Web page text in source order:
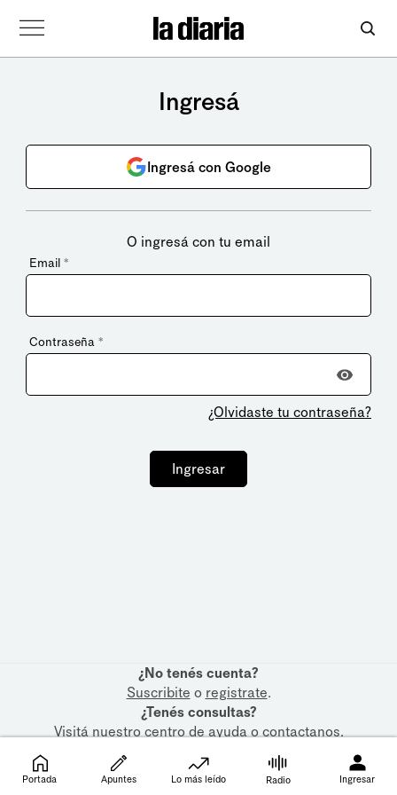
Ingresá
Ingresá con Google
O ingresá con tu email
Email *
Contraseña *
¿Olvidaste tu contraseña?
Ingresar
¿No tenés cuenta?
Suscribite o registrate.
¿Tenés consultas?
Visitá nuestrocentro de ayudaocontactanos.
Portada Apuntes Lo más leído Radio Ingresar